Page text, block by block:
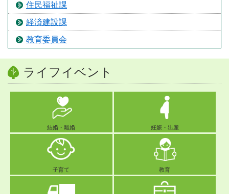
住民福祉課
経済建設課
教育委員会
ライフイベント
結婚・離婚 妊娠・出産
子育て 教育